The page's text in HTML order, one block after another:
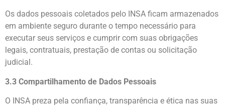
Os dados pessoais coletados pelo INSA ficam armazenados
em ambiente seguro durante o tempo necessário para
executar seus serviços e cumprir com suas obrigações
legais, contratuais, prestação de contas ou solicitação
judicial.
3.3 Compartilhamento de Dados Pessoais
O INSA preza pela confiança, transparência e ética nas suas